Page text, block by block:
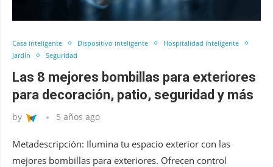
Casa inteligente Dispositivo inteligente
Hospitalidad inteligente
Jardín
Seguridad
Las 8 mejores bombillas para exteriores
para decoración, patio, seguridad y más
by 5 años ago
Metadescripción: Ilumina tu espacio exterior con las
mejores bombillas para exteriores. Ofrecen control